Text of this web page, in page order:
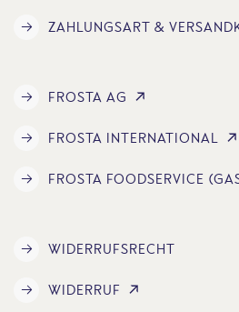
ZAHLUNGSART &
FROSTA AG
FROSTA INTERNATIONAL
FROSTA FOODSERVICE
WIDERRUFSRECHT
WIDERRUF